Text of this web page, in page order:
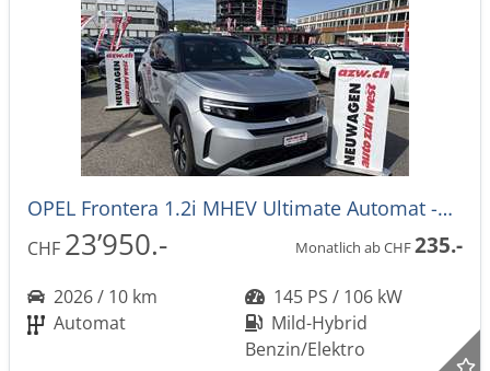
OPEL Frontera 1.2i MHEV Ultimate Automat -28%
CHF 23’950.- Monatlich ab CHF235.-
2026 / 10 km
145 PS / 106 kW
Automat
Mild-Hybrid
Benzin/Elektro